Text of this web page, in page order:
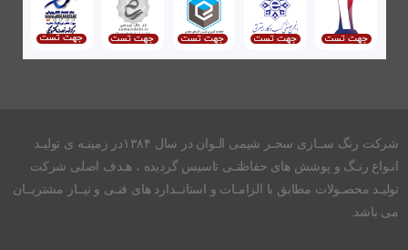
شرکت رنگ ســازی سحـر شیمی الـوان در سال ۱۳۸۴در زمینـه ی تولیـد
انـواع رنـگ و پوشش های حفاظتـی تاسیس گردیده ، هـدف اصلی شرکت
تولیـد محصـولات مطابق با الزامـات و استانــدارد های فنـی و نیــاز مشتریــان
می باشد.